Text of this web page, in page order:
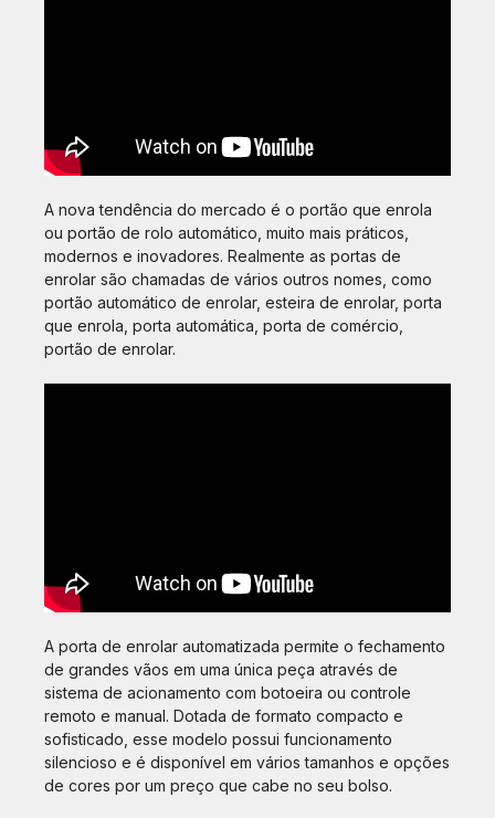
A nova tendência do mercado é o portão que enrola
ou portão de rolo automático, muito mais práticos,
modernos e inovadores. Realmente as portas de
enrolar são chamadas de vários outros nomes, como
portão automático de enrolar, esteira de enrolar, porta
que enrola, porta automática, porta de comércio,
portão de enrolar.
A porta de enrolar automatizada permite o fechamento
de grandes vãos em uma única peça através de
sistema de acionamento com botoeira ou controle
remoto e manual. Dotada de formato compacto e
sofisticado, esse modelo possui funcionamento
silencioso e é disponível em vários tamanhos e opções
de cores por um preço que cabe no seu bolso.